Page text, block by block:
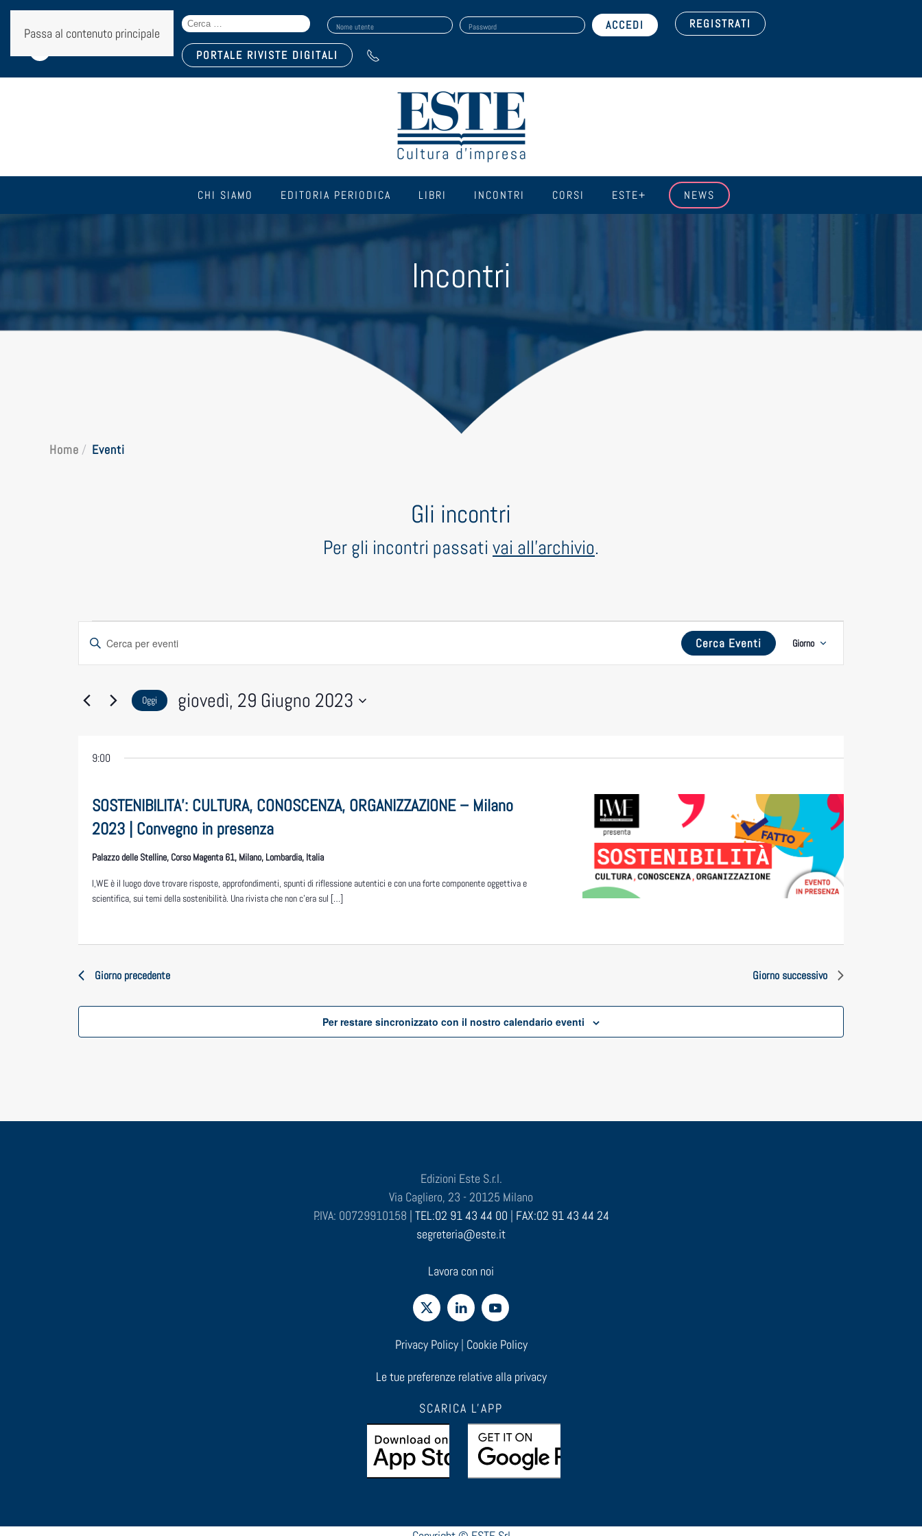
Passa al contenuto principale
Seguici sui social:
Search
for:
Nome utente Password REGISTRATI
PORTALE RIVISTE DIGITALI
CHI SIAMO EDITORIA PERIODICA LIBRI INCONTRI CORSI ESTE+ NEWS
Incontri
Home Eventi
Gli incontri
Per gli incontri passati vai all'archivio.
Eventi
for
giovedì,
Giugno
2023
Eventi
Ricerca
e
Navigazione
Inserisci
Cerca
Parola
Cerca Eventi
Viste
Giorno
Oggi giovedì, 29 Giugno 2023
data.
9:00
SOSTENIBILITA’: CULTURA, CONOSCENZA, ORGANIZZAZIONE – Milano
2023 | Convegno in presenza
Palazzo delle Stelline, Corso Magenta 61, Milano, Lombardia, Italia
I,WE è il luogo dove trovare risposte, approfondimenti, spunti di riflessione autentici e con una forte componente oggettiva e
scientifica, sui temi della sostenibilità. Una rivista che non c’era sul […]
Giorno precedente Giorno successivo
Per restare sincronizzato con il nostro calendario eventi
Edizioni Este S.r.l.
Via Cagliero, 23 - 20125 Milano
P.IVA: 00729910158 | TEL:02 91 43 44 00 | FAX:02 91 43 44 24
segreteria@este.it
Lavora con noi
Privacy Policy| Cookie Policy
Le tue preferenze relative alla privacy
SCARICA L'APP